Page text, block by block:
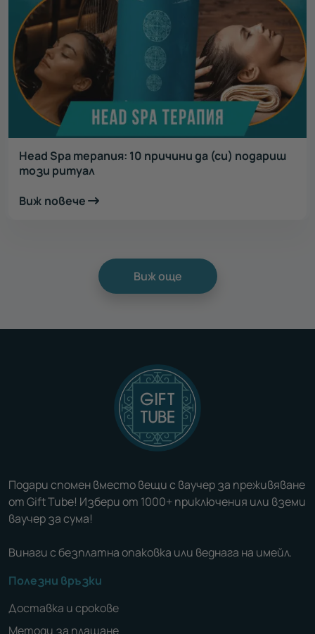
Head Spa терапия: 10 причини да (си) подариш
този ритуал
Виж повече
Виж още
Подари спомен вместо вещи с ваучер за преживяване
от Gift Tube! Избери от 1000+ приключения или вземи
ваучер за сума!
Винаги с безплатна опаковка или веднага на имейл.
Полезни връзки
Доставка и срокове
Методи за плащане